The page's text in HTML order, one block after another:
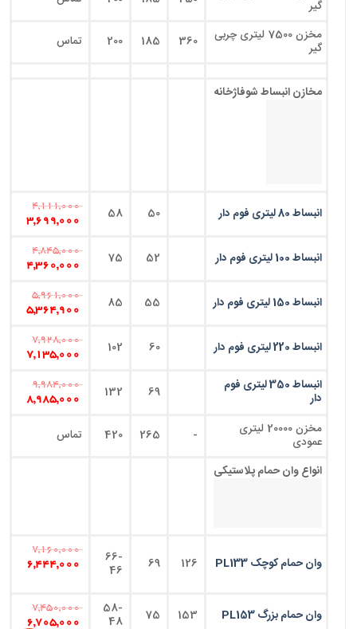
گیر
مخزن 7500 لیتری چربی
گیر 360
185
200 تماس
مخازن انبساط شوفاژخانه
انبساط 80 لیتری فوم دار 50
58
4,111,000
3,699,000
انبساط 100 لیتری فوم دار 52
75
4,845,000
4,360,000
انبساط 150 لیتری فوم دار 55
85
5,961,000
5,364,900
انبساط 220 لیتری فوم دار 60
102
7,928,000
7,135,000
انبساط 350 لیتری فوم
دار 69
132
9,984,000
8,985,000
مخزن 20000 لیتری
عمودی 265
420 تماس
انواع وان حمام پلاستیکی
وان حمام کوچک PL133 126
69
66-
46
7,160,000
6,444,000
وان حمام بزرگ PL153 153
75
58-
48
7,450,000
6,705,000